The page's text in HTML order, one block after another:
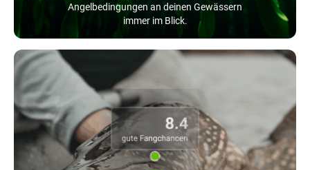
Angelbedingungen an deinen Gewässern
immer im Blick.